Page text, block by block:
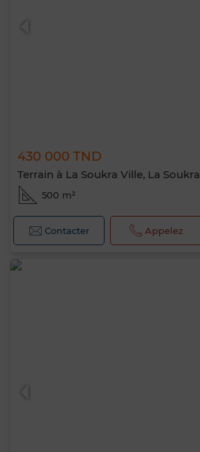
430 000 TND
Terrain à La Soukra Ville, La Soukra
500 m²
Contacter Appelez